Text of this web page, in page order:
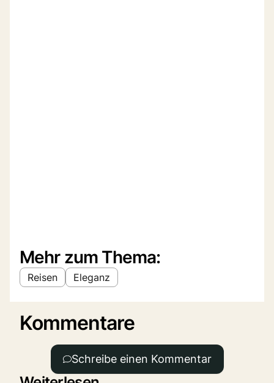
Mehr zum Thema:
Reisen Eleganz
Kommentare
Schreibe einen Kommentar